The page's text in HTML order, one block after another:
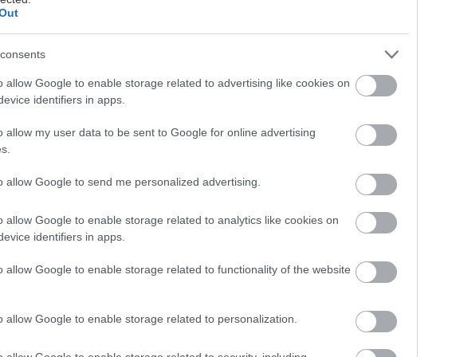
allow Google to enable storage related to advertising like cookies on
identifiers in apps.
allow my user data to be sent to Google for online advertising
allow Google to send me personalized advertising.
allow Google to enable storage related to analytics like cookies on
identifiers in apps.
allow Google to enable storage related to functionality of the website
allow Google to enable storage related to personalization.
χρονών πιάνει το στήθος νεαρού μοντέλου, που τυγχάνει σύντροφος
την είπαν, τι «ανώμαλη», τι «χρειάζεται βοήθεια» και τι «πρέπει
μέσα, μαζί με τους ανεύθυνους γονείς του παιδιού» (ναι, αλήθεια).
αυτό εδώ το viral postείδα, πριν από λίγες μέρες, σχόλια «αυτό
Ποιο ισοδυναμεί με βιασμό; Ένας 16χρονος που ζητά από
στο chat να του στείλει γυμνές φωτογραφίες –κι εκείνη τον
Καθώς το ίντερνετ πλημμυρίζει από μαχητές κοινωνικής